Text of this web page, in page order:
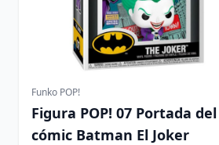
Funko POP!
Figura POP! 07 Portada del
cómic Batman El Joker